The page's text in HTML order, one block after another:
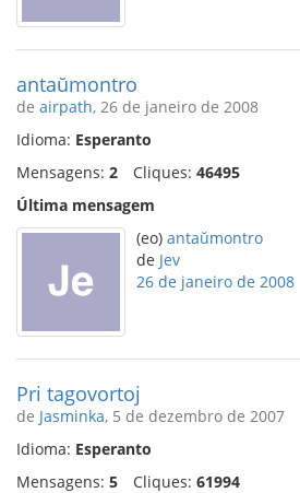
antaŭmontro
de airpath, 26 de janeiro de 2008
Idioma: Esperanto
Mensagens: 2 Cliques: 46495
Última mensagem
(eo) antaŭmontro
de Jev
26 de janeiro de 2008
Pri tagovortoj
de Jasminka, 5 de dezembro de 2007
Idioma: Esperanto
Mensagens: 5 Cliques: 61994